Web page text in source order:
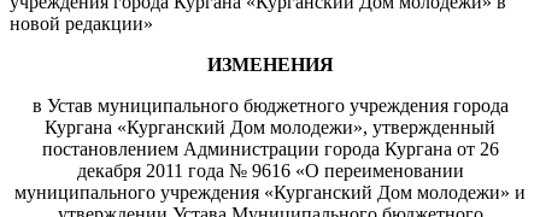
новой редакции»
ИЗМЕНЕНИЯ
в Устав муниципального бюджетного учреждения города
Кургана «Курганский Дом молодежи», утвержденный
постановлением Администрации города Кургана от 26
декабря 2011 года № 9616 «О переименовании
муниципального учреждения «Курганский Дом молодежи» и